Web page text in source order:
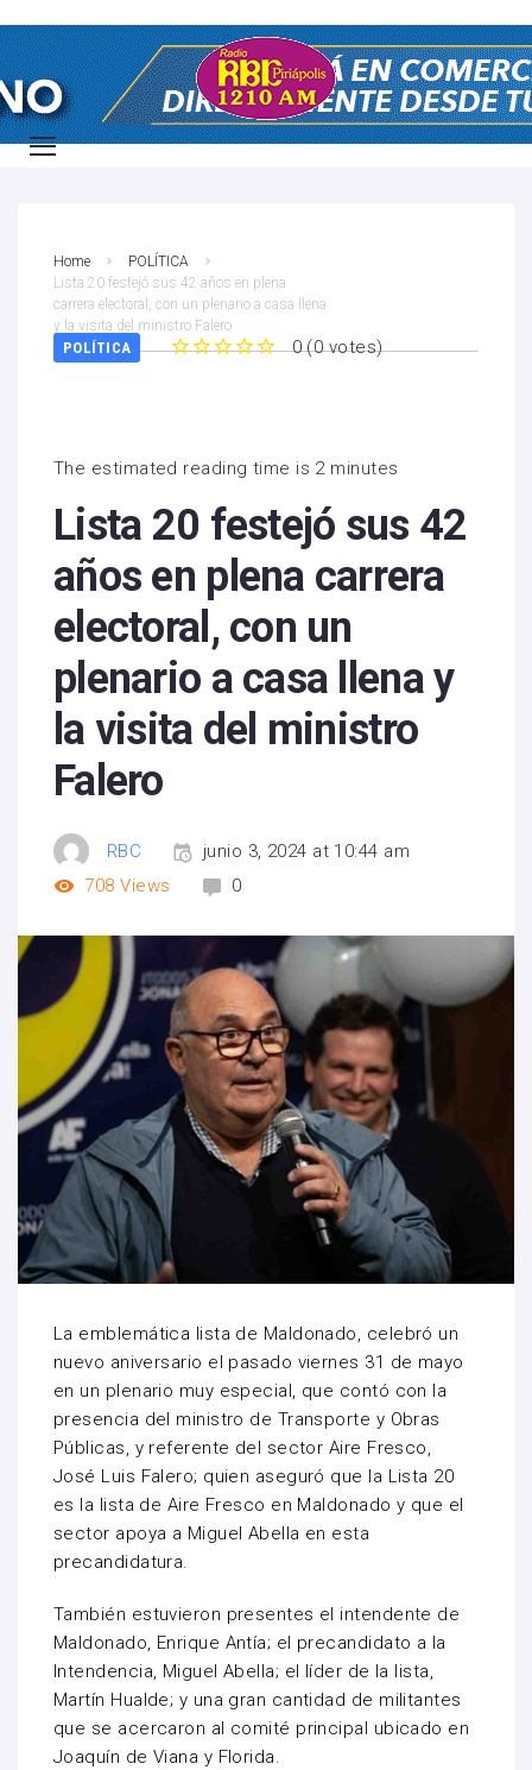
Home
POLÍTICA
Lista 20 festejó sus 42 años en plena
carrera electoral, con un plenario a casa llena
y la visita del ministro Falero
POLÍTICA 0(0 votes)
The estimated reading time is 2 minutes
Lista 20 festejó sus 42
años en plena carrera
electoral, con un
plenario a casa llena y
la visita del ministro
Falero
RBC
junio 3, 2024 at 10:44 am
708 Views 0
La emblemática lista de Maldonado, celebró un
nuevo aniversario el pasado viernes 31 de mayo
en un plenario muy especial, que contó con la
presencia del ministro de Transporte y Obras
Públicas, y referente del sector Aire Fresco,
José Luis Falero; quien aseguró que la Lista 20
es la lista de Aire Fresco en Maldonado y que el
sector apoya a Miguel Abella en esta
precandidatura.
También estuvieron presentes el intendente de
Maldonado, Enrique Antía; el precandidato a la
Intendencia, Miguel Abella; el líder de la lista,
Martín Hualde; y una gran cantidad de militantes
que se acercaron al comité principal ubicado en
Joaquín de Viana y Florida.